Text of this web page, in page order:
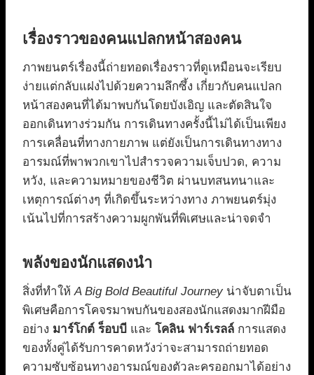
เรื่องราวของคนแปลกหน้าสองคน
ภาพยนตร์เรื่องนี้ถ่ายทอดเรื่องราวที่ดูเหมือนจะเรียบ
ง่ายแต่กลับแฝงไปด้วยความลึกซึ้ง เกี่ยวกับคนแปลก
หน้าสองคนที่ได้มาพบกันโดยบังเอิญ และตัดสินใจ
ออกเดินทางร่วมกัน การเดินทางครั้งนี้ไม่ได้เป็นเพียง
การเคลื่อนที่ทางกายภาพ แต่ยังเป็นการเดินทางทาง
อารมณ์ที่พาพวกเขาไปสำรวจความเจ็บปวด, ความ
หวัง, และความหมายของชีวิต ผ่านบทสนทนาและ
เหตุการณ์ต่างๆ ที่เกิดขึ้นระหว่างทาง ภาพยนตร์มุ่ง
เน้นไปที่การสร้างความผูกพันที่พิเศษและน่าจดจำ
พลังของนักแสดงนำ
สิ่งที่ทำให้A Big Bold Beautiful Journey น่าจับตาเป็น
พิเศษคือการโคจรมาพบกันของสองนักแสดงมากฝีมือ
อย่าง มาร์โกต์ ร็อบบี และ โคลิน ฟาร์เรลล์ การแสดง
ของทั้งคู่ได้รับการคาดหวังว่าจะสามารถถ่ายทอด
ความซับซ้อนทางอารมณ์ของตัวละครออกมาได้อย่าง